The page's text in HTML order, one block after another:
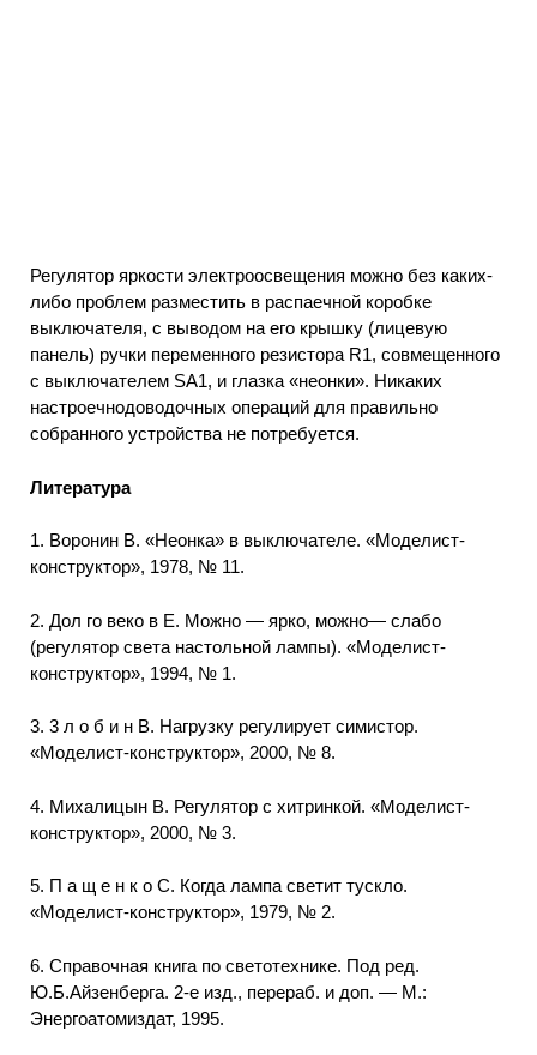
Регулятор яркости электроосвещения можно без каких-
либо проблем разместить в распаечной коробке
выключателя, с выводом на его крышку (лицевую
панель) ручки переменного резистора R1, совмещенного
с выключателем SA1, и глазка «неонки». Никаких
настроечнодоводочных операций для правильно
собранного устройства не потребуется.
Литература
1. Воронин В. «Неонка» в выключателе. «Моделист-
конструктор», 1978, № 11.
2. Дол го веко в Е. Можно — ярко, можно— слабо
(регулятор света настольной лампы). «Моделист-
конструктор», 1994, № 1.
3. 3 л о б и н В. Нагрузку регулирует симистор.
«Моделист-конструктор», 2000, № 8.
4. Михалицын В. Регулятор с хитринкой. «Моделист-
конструктор», 2000, № 3.
5. П а щ е н к о С. Когда лампа светит тускло.
«Моделист-конструктор», 1979, № 2.
6. Справочная книга по светотехнике. Под ред.
Ю.Б.Айзенберга. 2-е изд., перераб. и доп. — М.:
Энергоатомиздат, 1995.